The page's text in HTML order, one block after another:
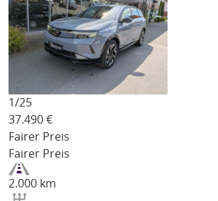
1/25
37.490 €
Fairer Preis
Fairer Preis
2.000 km